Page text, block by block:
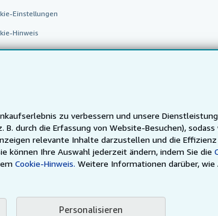
zu verbessern und unsere
durch die Erfassung von Website-Besuchen),
relevante Inhalte darzustellen und die
können Ihre Auswahl jederzeit ändern, indem Sie die
Cookie-Hinweis. Weitere Informationen darüber,
Personalisieren
Einstellungen
Hinweis
AbeBooks Aus/NZ AbeBooks.ca